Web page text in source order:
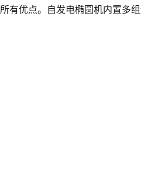
有优点。自发电椭圆机内置多